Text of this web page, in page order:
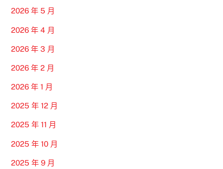
2026 年 5 月
2026 年 4 月
2026 年 3 月
2026 年 2 月
2026 年 1 月
2025 年 12 月
2025 年 11 月
2025 年 10 月
2025 年 9 月